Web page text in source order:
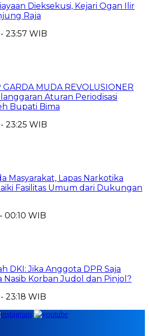
Dieksekusi, Kejari Ogan Ilir
Raja
23:57 WIB
MUDA REVOLUSIONER
Aturan Periodisasi
Bupati Bima
23:25 WIB
Masyarakat, Lapas Narkotika
Fasilitas Umum dari Dukungan
00:10 WIB
DKI: Jika Anggota DPR Saja
Nasib Korban Judol dan Pinjol?
23:18 WIB